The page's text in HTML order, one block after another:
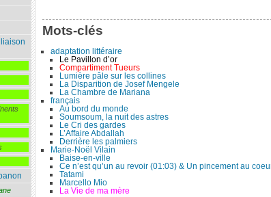
Mots-clés
adaptation littéraire
Le Pavillon d’or
Compartiment Tueurs
Lumière pâle sur les collines
La Disparition de Josef Mengele
La Chambre de Mariana
français
Au bord du monde
Soumsoum, la nuit des astres
Le Cri des gardes
L’Affaire Abdallah
Derrière les palmiers
Marie-Noël Vilain
Baise-en-ville
Ce n’est qu’un au revoir (01:03) & Un pincement au
Tatami
Marcello Mio
La Vie de ma mère